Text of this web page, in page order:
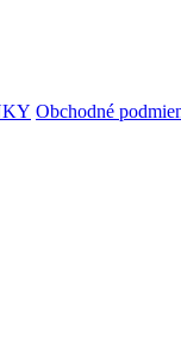
Obchodné